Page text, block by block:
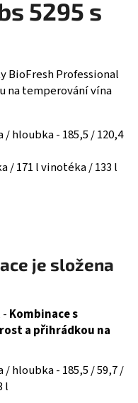
5295 s
BioFresh Professional
na temperování vína
hloubka - 185,5 / 120,4
/ 171 l vinotéka / 133 l
je složena
Kombinace s
a přihrádkou na
hloubka - 185,5 / 59,7 /
l
A